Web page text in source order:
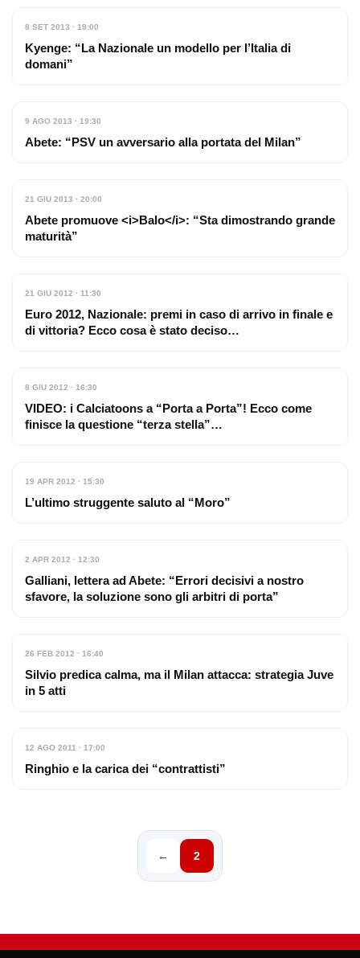
8 SET 2013 · 19:00
Kyenge: “La Nazionale un modello per l’Italia di
domani”
9 AGO 2013 · 19:30
Abete: “PSV un avversario alla portata del Milan”
21 GIU 2013 · 20:00
Abete promuove <i>Balo</i>: “Sta dimostrando grande
maturità”
21 GIU 2012 · 11:30
Euro 2012, Nazionale: premi in caso di arrivo in finale e
di vittoria? Ecco cosa è stato deciso…
8 GIU 2012 · 16:30
VIDEO: i Calciatoons a “Porta a Porta”! Ecco come
finisce la questione “terza stella”…
19 APR 2012 · 15:30
L’ultimo struggente saluto al “Moro”
2 APR 2012 · 12:30
Galliani, lettera ad Abete: “Errori decisivi a nostro
sfavore, la soluzione sono gli arbitri di porta”
26 FEB 2012 · 16:40
Silvio predica calma, ma il Milan attacca: strategia Juve
in 5 atti
12 AGO 2011 · 17:00
Ringhio e la carica dei “contrattisti”
← 2